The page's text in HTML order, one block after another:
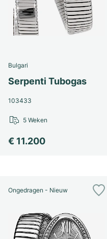
Bulgari
Serpenti Tubogas
103433
€ 11.200
5 Weken
Ongedragen - Nieuw